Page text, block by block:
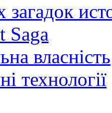
загадок
Saga
влaсність
технології